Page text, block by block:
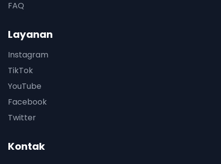
FAQ
Layanan
Instagram
TikTok
YouTube
Facebook
Twitter
Kontak